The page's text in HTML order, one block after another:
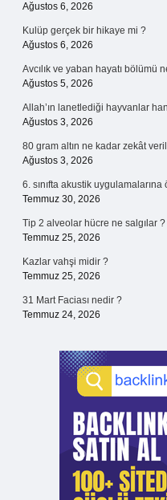
Ağustos 6, 2026
Kulüp gerçek bir hikaye mi ?
Ağustos 6, 2026
Avcılık ve yaban hayatı bölümü
Ağustos 5, 2026
Allah’ın lanetlediği hayvanlar
Ağustos 3, 2026
80 gram altın ne kadar zekât
Ağustos 3, 2026
6. sınıfta akustik
Temmuz 30, 2026
Tip 2 alveolar hücre ne salgılar ?
Temmuz 25, 2026
Kazlar vahşi midir ?
Temmuz 25, 2026
31 Mart Faciası nedir ?
Temmuz 24, 2026